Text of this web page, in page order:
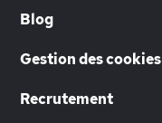
Blog
Gestion des cookies
Recrutement